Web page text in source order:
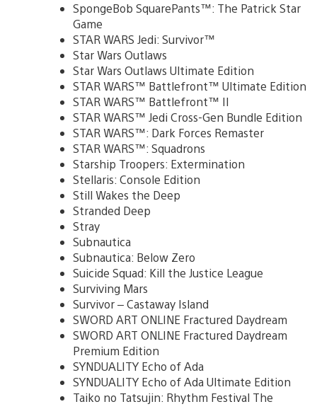
SpongeBob SquarePants™: The Patrick Star
Game
STAR WARS Jedi: Survivor™
Star Wars Outlaws
Star Wars Outlaws Ultimate Edition
STAR WARS™ Battlefront™ Ultimate Edition
STAR WARS™ Battlefront™ II
STAR WARS™ Jedi Cross-Gen Bundle Edition
STAR WARS™: Dark Forces Remaster
STAR WARS™: Squadrons
Starship Troopers: Extermination
Stellaris: Console Edition
Still Wakes the Deep
Stranded Deep
Stray
Subnautica
Subnautica: Below Zero
Suicide Squad: Kill the Justice League
Surviving Mars
Survivor – Castaway Island
SWORD ART ONLINE Fractured Daydream
SWORD ART ONLINE Fractured Daydream
Premium Edition
SYNDUALITY Echo of Ada
SYNDUALITY Echo of Ada Ultimate Edition
Taiko no Tatsujin: Rhythm Festival The